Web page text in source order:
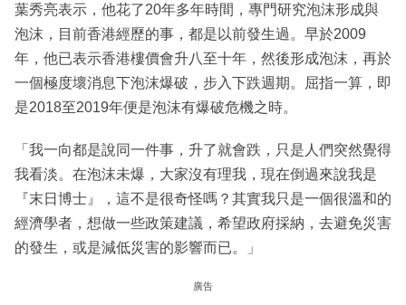
葉秀亮表示，他花了20年多年時間，專門研究泡沫形成與
泡沫，目前香港經歷的事，都是以前發生過。早於2009
年，他已表示香港樓價會升八至十年，然後形成泡沫，再於
一個極度壞消息下泡沫爆破，步入下跌週期。屈指一算，即
是2018至2019年便是泡沫有爆破危機之時。
「我一向都是說同一件事，升了就會跌，只是人們突然覺得
我看淡。在泡沫未爆，大家沒有理我，現在倒過來說我是
『末日博士』，這不是很奇怪嗎？其實我只是一個很溫和的
經濟學者，想做一些政策建議，希望政府採納，去避免災害
的發生，或是減低災害的影響而已。」
廣告